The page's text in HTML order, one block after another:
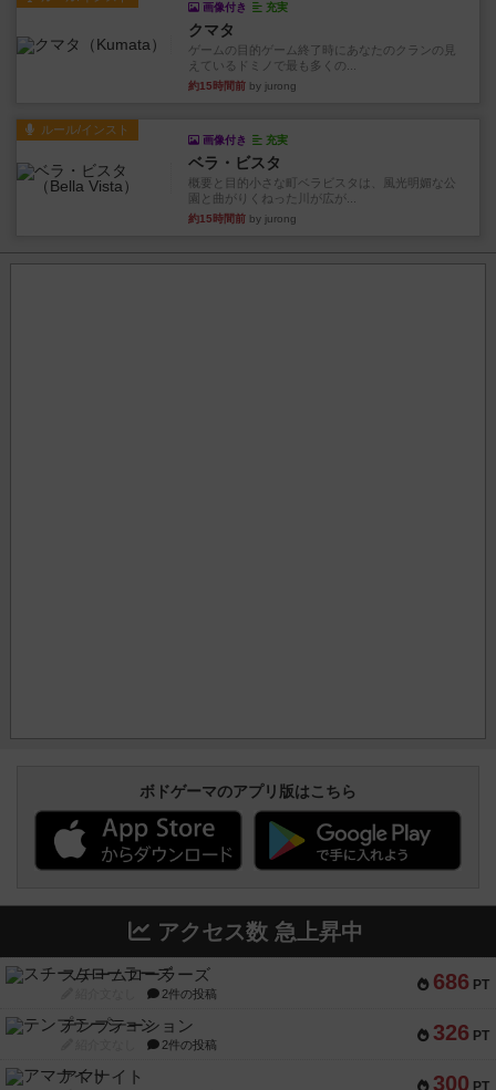
画像付き 充実
クマタ
ゲームの目的ゲーム終了時にあなたのクランの見
えているドミノで最も多くの...
約15時間前 by jurong
ルール/インスト
画像付き 充実
ベラ・ビスタ
概要と目的小さな町ベラビスタは、風光明媚な公
園と曲がりくねった川が広が...
約15時間前 by jurong
ボドゲーマのアプリ版はこちら
アクセス数 急上昇中
686 PT
スチームローラーズ
2件の投稿
326 PT
テンプテーション
2件の投稿
300 PT
アマナイト